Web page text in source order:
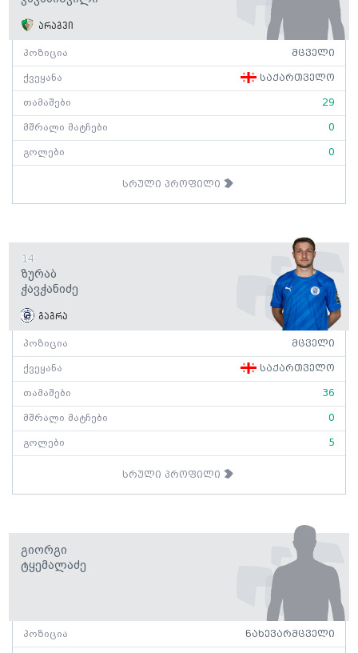
არაგვი
პოზიცია მცველი
ქვეყანა საქართველო
თამაშები 29
მშრალი მატჩები 0
გოლები 0
სრული პროფილი
14
Ზურაბ
Ჭავჭანიძე
გაგრა
პოზიცია მცველი
ქვეყანა საქართველო
თამაშები 36
მშრალი მატჩები 0
გოლები 5
სრული პროფილი
Გიორგი
Ტყემალაძე
პოზიცია ნახევარმცველი